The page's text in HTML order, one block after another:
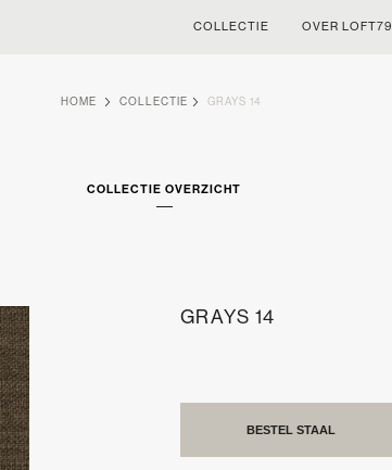
COLLECTIE OVER LOFT79
HOME COLLECTIE GRAYS 14
COLLECTIE OVERZICHT
GRAYS 14
BESTEL STAAL